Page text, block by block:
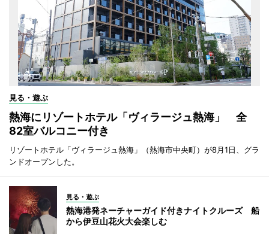
見る・遊ぶ
熱海にリゾートホテル「ヴィラージュ熱海」 全
82室バルコニー付き
リゾートホテル「ヴィラージュ熱海」（熱海市中央町）が8月1日、グラ
ンドオープンした。
見る・遊ぶ
熱海港発ネーチャーガイド付きナイトクルーズ 船
から伊豆山花火大会楽しむ